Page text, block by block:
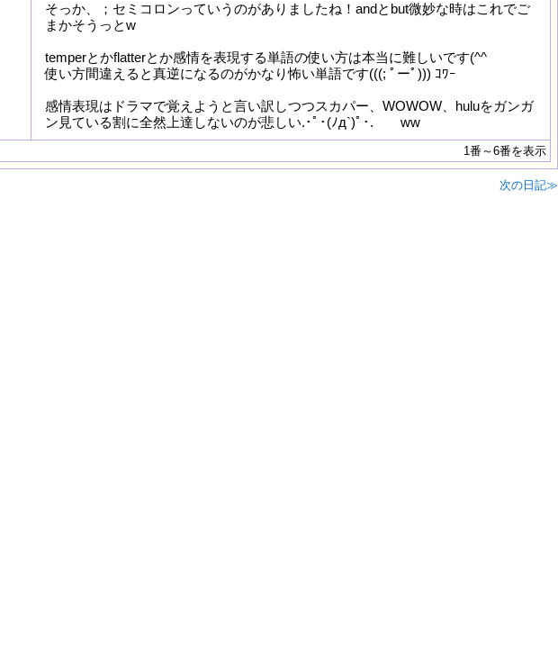
そっか、；セミコロンっていうのがありましたね！andとbut微妙な時はこれでご
まかそうっとw
temperとかflatterとか感情を表現する単語の使い方は本当に難しいです(^^ゞ
使い方間違えると真逆になるのがかなり怖い単語です(((; ﾟーﾟ))) ｺﾜｰ
感情表現はドラマで覚えようと言い訳しつつスカパー、WOWOW、huluをガンガ
ン見ている割に全然上達しないのが悲しい.･ﾟ･(ﾉд`)ﾟ･. ww
1番～6番を表示
次の日記≫